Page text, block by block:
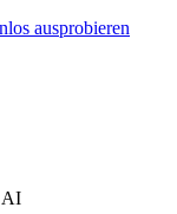
ausprobieren
AI